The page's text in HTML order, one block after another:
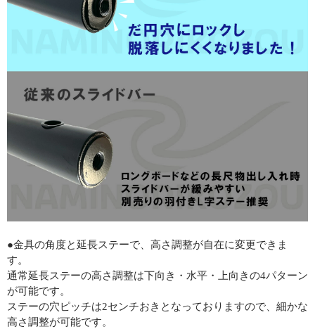
●金具の角度と延長ステーで、高さ調整が自在に変更できま
す。
通常延長ステーの高さ調整は下向き・水平・上向きの4パターン
が可能です。
ステーの穴ピッチは2センチおきとなっておりますので、細かな
高さ調整が可能です。